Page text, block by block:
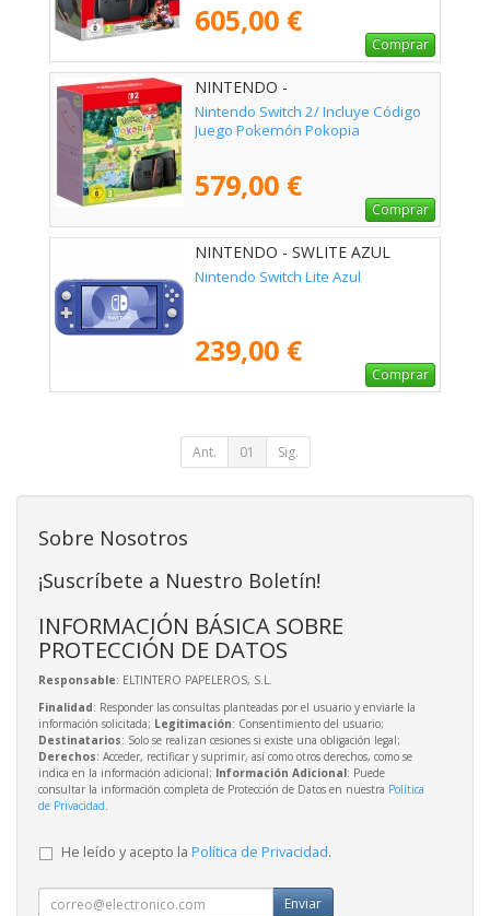
605,00 €
Comprar
NINTENDO -
Nintendo Switch 2/ Incluye Código
Juego Pokemón Pokopia
579,00 €
Comprar
NINTENDO - SWLITE AZUL
Nintendo Switch Lite Azul
239,00 €
Comprar
Ant. 01 Sig.
Sobre Nosotros
¡Suscríbete a Nuestro Boletín!
INFORMACIÓN BÁSICA SOBRE
PROTECCIÓN DE DATOS
Responsable: ELTINTERO PAPELEROS, S.L.
Finalidad: Responder las consultas planteadas por el usuario y enviarle la
información solicitada; Legitimación: Consentimiento del usuario;
Destinatarios: Solo se realizan cesiones si existe una obligación legal;
Derechos: Acceder, rectificar y suprimir, así como otros derechos, como se
indica en la información adicional; Información Adicional: Puede
consultar la información completa de Protección de Datos en nuestra Política
de Privacidad.
He leído y acepto la Política de Privacidad.
Enviar